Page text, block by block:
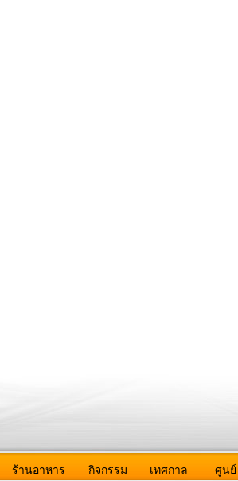
ร้านอาหาร กิจกรรม เทศกาล ศูนย์